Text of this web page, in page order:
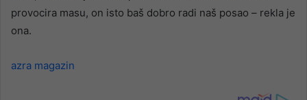
provocira masu, on isto baš dobro radi naš posao – rekla je
ona.
azra magazin